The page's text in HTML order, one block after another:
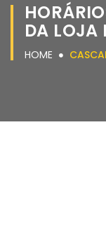
DA LOJA
HOME